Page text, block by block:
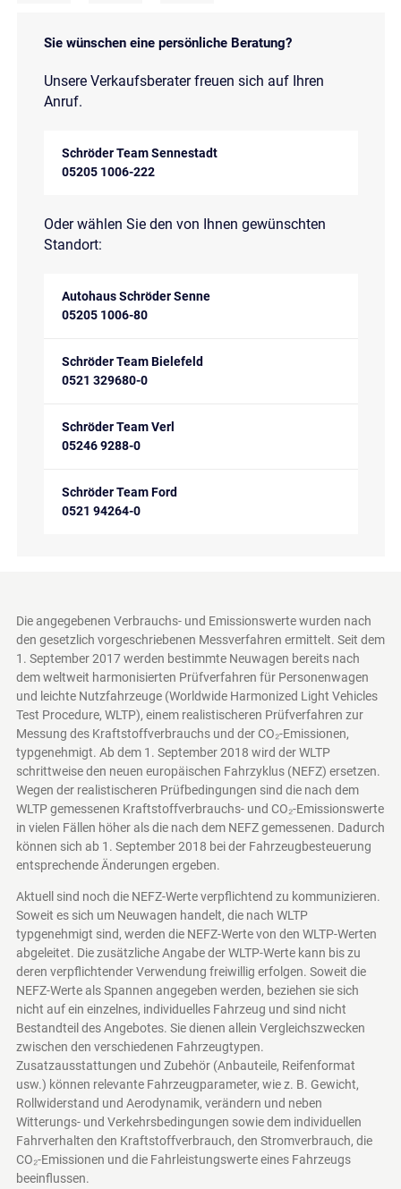
Sie wünschen eine persönliche Beratung?
Unsere Verkaufsberater freuen sich auf Ihren
Anruf.
Schröder Team Sennestadt
05205 1006-222
Oder wählen Sie den von Ihnen gewünschten
Standort:
Autohaus Schröder Senne
05205 1006-80
Schröder Team Bielefeld
0521 329680-0
Schröder Team Verl
05246 9288-0
Schröder Team Ford
0521 94264-0
Die angegebenen Verbrauchs- und Emissionswerte wurden nach
den gesetzlich vorgeschriebenen Messverfahren ermittelt. Seit dem
1. September 2017 werden bestimmte Neuwagen bereits nach
dem weltweit harmonisierten Prüfverfahren für Personenwagen
und leichte Nutzfahrzeuge (Worldwide Harmonized Light Vehicles
Test Procedure, WLTP), einem realistischeren Prüfverfahren zur
Messung des Kraftstoffverbrauchs und der CO₂-Emissionen,
typgenehmigt. Ab dem 1. September 2018 wird der WLTP
schrittweise den neuen europäischen Fahrzyklus (NEFZ) ersetzen.
Wegen der realistischeren Prüfbedingungen sind die nach dem
WLTP gemessenen Kraftstoffverbrauchs- und CO₂-Emissionswerte
in vielen Fällen höher als die nach dem NEFZ gemessenen. Dadurch
können sich ab 1. September 2018 bei der Fahrzeugbesteuerung
entsprechende Änderungen ergeben.
Aktuell sind noch die NEFZ-Werte verpflichtend zu kommunizieren.
Soweit es sich um Neuwagen handelt, die nach WLTP
typgenehmigt sind, werden die NEFZ-Werte von den WLTP-Werten
abgeleitet. Die zusätzliche Angabe der WLTP-Werte kann bis zu
deren verpflichtender Verwendung freiwillig erfolgen. Soweit die
NEFZ-Werte als Spannen angegeben werden, beziehen sie sich
nicht auf ein einzelnes, individuelles Fahrzeug und sind nicht
Bestandteil des Angebotes. Sie dienen allein Vergleichszwecken
zwischen den verschiedenen Fahrzeugtypen.
Zusatzausstattungen und Zubehör (Anbauteile, Reifenformat
usw.) können relevante Fahrzeugparameter, wie z. B. Gewicht,
Rollwiderstand und Aerodynamik, verändern und neben
Witterungs- und Verkehrsbedingungen sowie dem individuellen
Fahrverhalten den Kraftstoffverbrauch, den Stromverbrauch, die
CO₂-Emissionen und die Fahrleistungswerte eines Fahrzeugs
beeinflussen.